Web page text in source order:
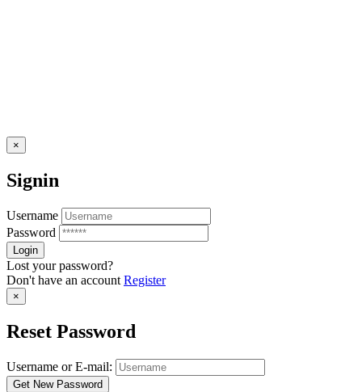
×
Signin
Username
Password
Lost your password?
Don't have an account Register
×
Reset Password
Username or E-mail: